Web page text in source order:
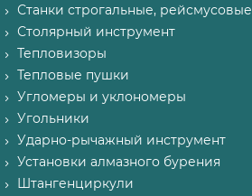
Станки строгальные, рейсмусовые
Столярный инструмент
Тепловизоры
Тепловые пушки
Угломеры и уклономеры
Угольники
Ударно-рычажный инструмент
Установки алмазного бурения
Штангенциркули